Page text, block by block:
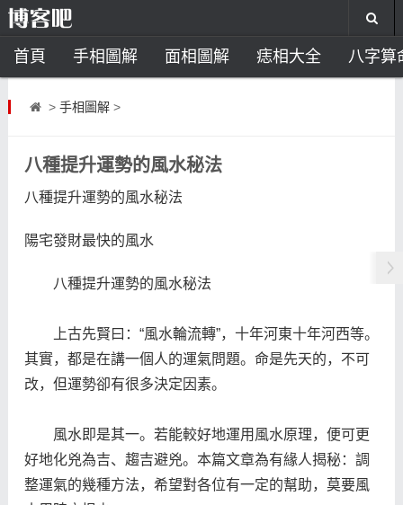
首頁 手相圖解 面相圖解 痣相大全 八字算
風水禁忌 助運飾品
> 手相圖解>
八種提升運勢的風水秘法
八種提升運勢的風水秘法
陽宅發財最快的風水
八種提升運勢的風水秘法
上古先賢曰：“風水輪流轉”，十年河東十年河西等。
其實，都是在講一個人的運氣問題。命是先天的，不可
改，但運勢卻有很多決定因素。
風水即是其一。若能較好地運用風水原理，便可更
好地化兇為吉、趨吉避兇。本篇文章為有緣人揭秘：調
整運氣的幾種方法，希望對各位有一定的幫助，莫要風